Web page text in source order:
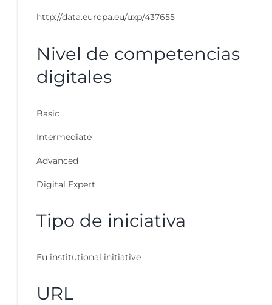
http://data.europa.eu/uxp/437655
Nivel de competencias
digitales
Basic
Intermediate
Advanced
Digital Expert
Tipo de iniciativa
Eu institutional initiative
URL